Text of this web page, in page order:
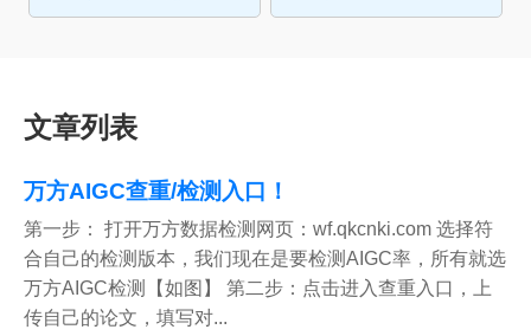
文章列表
万方AIGC查重/检测入口！
第一步： 打开万方数据检测网页：wf.qkcnki.com 选择符
合自己的检测版本，我们现在是要检测AIGC率，所有就选
万方AIGC检测【如图】 第二步：点击进入查重入口，上
传自己的论文，填写对...